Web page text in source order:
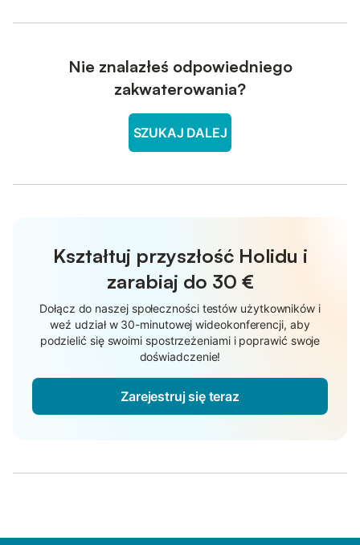
Nie znalazłeś odpowiedniego
zakwaterowania?
SZUKAJ DALEJ
Kształtuj przyszłość Holidu i
zarabiaj do 30 €
Dołącz do naszej społeczności testów użytkowników i
weź udział w 30-minutowej wideokonferencji, aby
podzielić się swoimi spostrzeżeniami i poprawić swoje
doświadczenie!
Zarejestruj się teraz